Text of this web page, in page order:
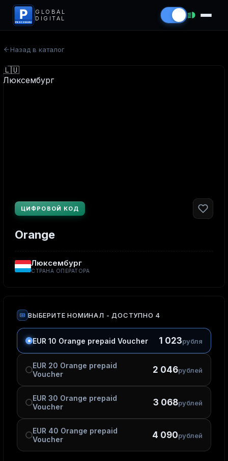
P
PROCODS.RU
GLOBAL
DIGITAL
Назад в каталог
ЦИФРОВОЙ КОД
Orange
Люксембург
СТРАНА ОПЕРАТОРА
ВЫБЕРИТЕ НОМИНАЛ - ДОСТУПНО 4
EUR 10 Orange prepaid Voucher 1 023рубля
EUR 20 Orange prepaid
Voucher
2 046рублей
EUR 30 Orange prepaid
Voucher
3 068рублей
EUR 40 Orange prepaid
Voucher
4 090рублей